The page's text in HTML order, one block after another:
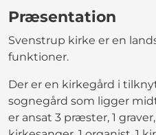
Præsentation
Svenstrup kirke er en
funktioner.
Der er en kirkegård i
sognegård som ligger
er ansat 3 præster, 1